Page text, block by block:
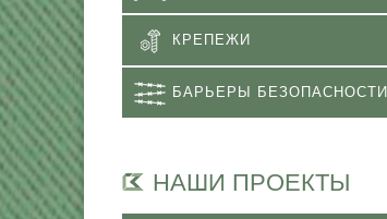
КРЕПЕЖИ
БАРЬЕРЫ БЕЗОПАСНОСТИ
НАШИ ПРОЕКТЫ